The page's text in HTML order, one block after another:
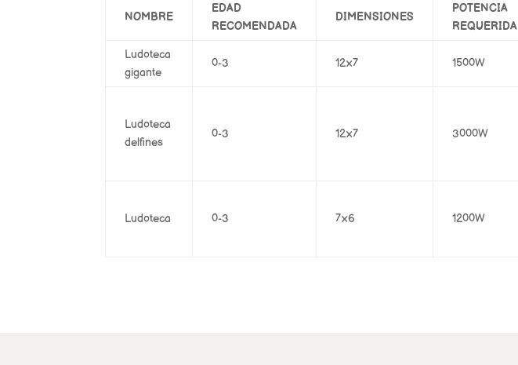
NOMBRE
EDAD
RECOMENDADA
DIMENSIONES
POTENCIA
REQUERIDA
Ludoteca
gigante
0-3 12×7 1500W
Ludoteca
delfines
0-3 12×7 3000W
Ludoteca 0-3 7×6 1200W